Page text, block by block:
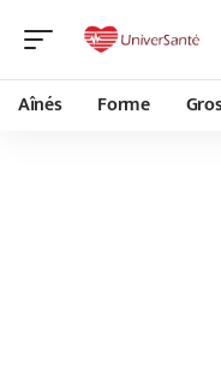
Aînés Forme